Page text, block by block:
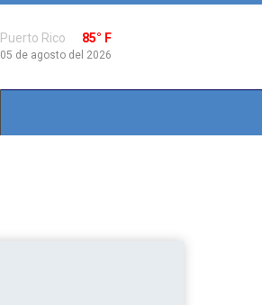
Puerto Rico 85° F
05 de agosto del 2026